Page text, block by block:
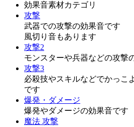
効果音素材カテゴリ
攻撃
武器での攻撃の効果音です
風切り音もあります
攻撃2
モンスターや兵器などの攻撃
攻撃3
必殺技やスキルなどでかっこ
です
爆発・ダメージ
爆発やダメージの効果音です
魔法 攻撃